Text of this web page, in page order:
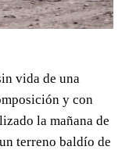
vida de una
y con
la mañana de
terreno baldío de